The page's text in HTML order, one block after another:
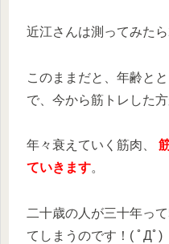
近江さんは測ってみたら
このままだと、年齢と
で、今から筋トレした
年々衰えていく筋肉、
ていきます。
二十歳の人が三十年っ
てしまうのです！( ﾟДﾟ)